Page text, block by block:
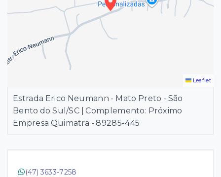
(47) 3633-7258
Leaflet
Estrada Erico Neumann - Mato Preto - São
Bento do Sul/SC | Complemento: Próximo
Empresa Quimatra - 89285-445